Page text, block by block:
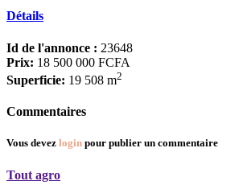
Détails
Id de l'annonce : 23648
Prix: 18 500 000 FCFA
Superficie: 19 508 m2
Commentaires
Vous devez login pour publier un commentaire
Tout agro